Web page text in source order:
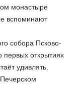
монастыре
вспоминают
собора Псково-
первых открытиях
удивлять.